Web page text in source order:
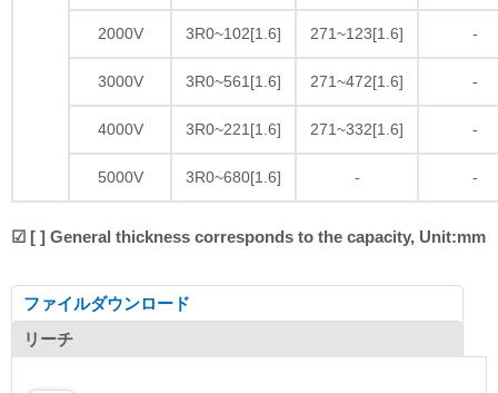
2000V 3R0~102[1.6] 271~123[1.6] -
3000V 3R0~561[1.6] 271~472[1.6] -
4000V 3R0~221[1.6] 271~332[1.6] -
5000V 3R0~680[1.6] - -
☑ [ ] General thickness corresponds to the capacity, Unit:mm
ファイルダウンロード
リーチ